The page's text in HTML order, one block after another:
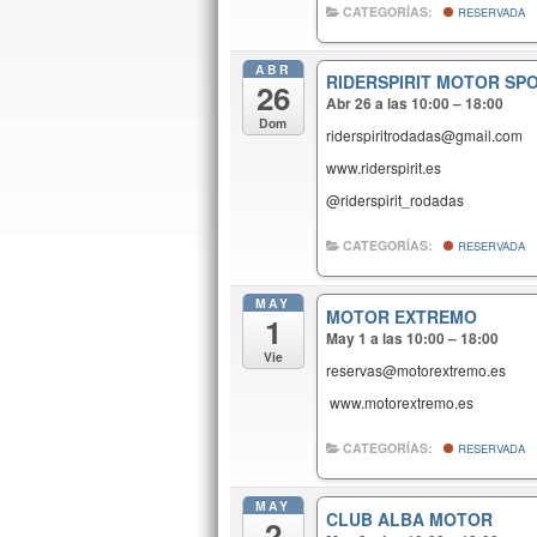
CATEGORÍAS: RESERVADA
ABR
26
Dom
RIDERSPIRIT MOTOR
Abr 26 a las 10:00 – 18:00
riderspiritrodadas@gmail.com
www.riderspirit.es
@riderspirit_rodadas
CATEGORÍAS: RESERVADA
MAY
1
Vie
MOTOR EXTREMO
May 1 a las 10:00 – 18:00
reservas@motorextremo.es
www.motorextremo.es
CATEGORÍAS: RESERVADA
MAY
CLUB ALBA MOTOR